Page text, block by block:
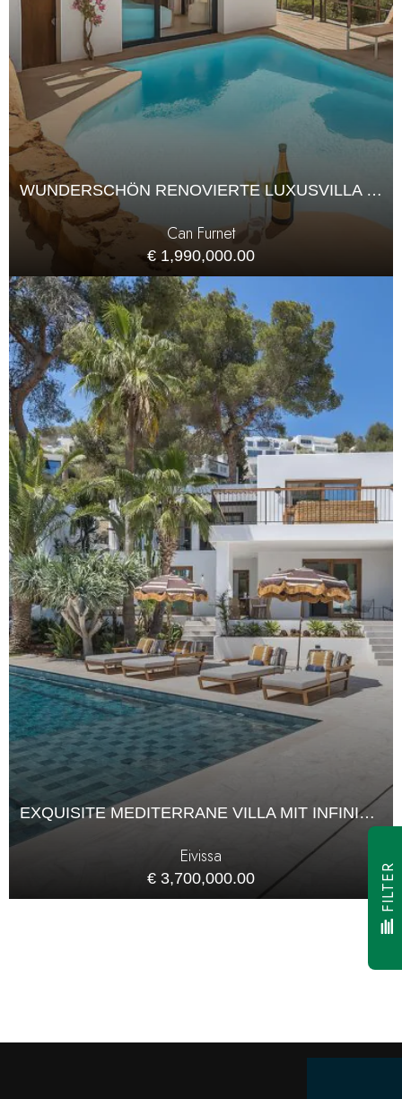
WUNDERSCHÖN RENOVIERTE LUXUSVILLA MIT PANORAMABLICK IN CAN FURNET
Can Furnet
€ 1,990,000.00
EXQUISITE MEDITERRANE VILLA MIT INFINITY-POOL IN CAN FURNET
Eivissa
€ 3,700,000.00 FILTER